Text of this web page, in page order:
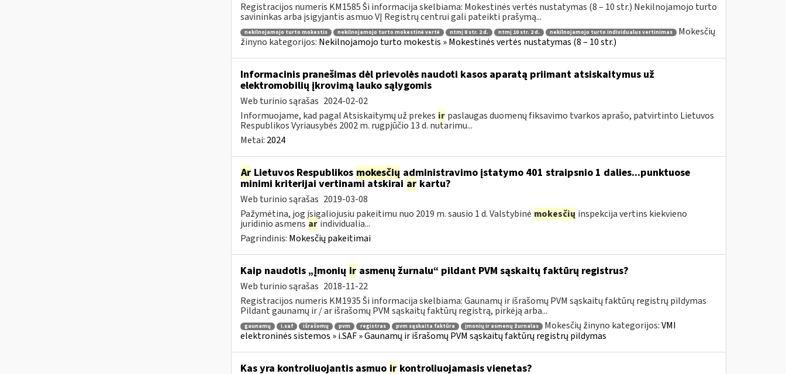
Registracijos numeris KM1585 Ši informacija skelbiama: Mokestinės vertės nustatymas (8 – 10 str.) Nekilnojamojo turto
savininkas arba įsigyjantis asmuo VĮ Registrų centrui gali pateikti prašymą...
nekilnojamojo turto mokestis nekilnojamojo turto mokestinė vertė ntmį 8 str. 2 d. ntmį 10 str. 2 d. nekilnojamojo turto individualus vertinimas
Mokesčių
žinyno kategorijos: Nekilnojamojo turto mokestis » Mokestinės vertės nustatymas (8 – 10 str.)
Informacinis pranešimas dėl prievolės naudoti kasos aparatą priimant atsiskaitymus už
elektromobilių įkrovimą lauko sąlygomis
Web turinio sąrašas 2024-02-02
Informuojame, kad pagal Atsiskaitymų už prekes ir paslaugas duomenų fiksavimo tvarkos aprašo, patvirtinto Lietuvos
Respublikos Vyriausybės 2002 m. rugpjūčio 13 d. nutarimu...
Metai: 2024
ArLietuvos Respublikos mokesčių administravimo įstatymo 401 straipsnio 1 dalies...punktuose
minimi kriterijai vertinami atskirai arkartu?
Web turinio sąrašas 2019-03-08
Pažymėtina, jog įsigaliojusiu pakeitimu nuo 2019 m. sausio 1 d. Valstybinė mokesčių inspekcija vertins kiekvieno
juridinio asmens ar individualia...
Pagrindinis: Mokesčių pakeitimai
Kaip naudotis „Įmonių irasmenų žurnalu“ pildant PVM sąskaitų faktūrų registrus?
Web turinio sąrašas 2018-11-22
Registracijos numeris KM1935 Ši informacija skelbiama: Gaunamų ir išrašomų PVM sąskaitų faktūrų registrų pildymas
Pildant gaunamų ir / ar išrašomų PVM sąskaitų faktūrų registrą, pirkėją arba...
gaunamų i.saf išrašomų pvm registras pvm sąskaita faktūra įmonių ir asmenų žurnalas Mokesčių žinyno kategorijos:VMI
elektroninės sistemos » i.SAF » Gaunamų ir išrašomų PVM sąskaitų faktūrų registrų pildymas
Kas yra kontroliuojantis asmuo irkontroliuojamasis vienetas?